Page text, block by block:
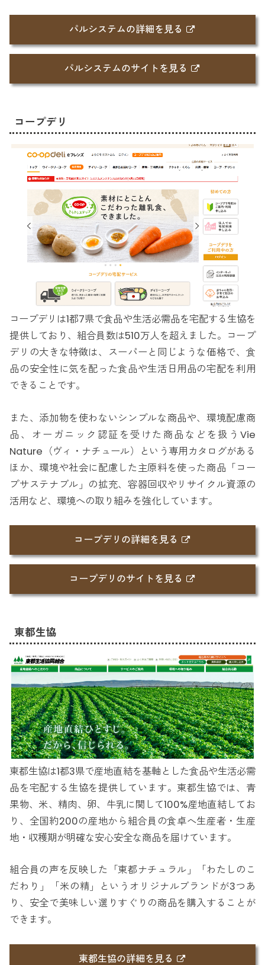
パルシステムの詳細を見る
パルシステムのサイトを見る
コープデリ
コープデリは1都7県で食品や生活必需品を宅配する生協を
提供しており、組合員数は510万人を超えました。コープ
デリの大きな特徴は、スーパーと同じような価格で、食
品の安全性に気を配った食品や生活日用品の宅配を利用
できることです。
また、添加物を使わないシンプルな商品や、環境配慮商
品、オーガニック認証を受けた商品などを扱うVie
Nature（ヴィ・ナチュール）という専用カタログがある
ほか、環境や社会に配慮した主原料を使った商品「コー
プサステナブル」の拡充、容器回収やリサイクル資源の
活用など、環境への取り組みを強化しています。
コープデリの詳細を見る
コープデリのサイトを見る
東都生協
東都生協は1都3県で産地直結を基軸とした食品や生活必需
品を宅配する生協を提供しています。東都生協では、青
果物、米、精肉、卵、牛乳に関して100%産地直結してお
り、全国約200の産地から組合員の食卓へ生産者・生産
地・収穫期が明確な安心安全な商品を届けています。
組合員の声を反映した「東都ナチュラル」「わたしのこ
だわり」「米の精」というオリジナルブランドが3つあ
り、安全で美味しい選りすぐりの商品を購入することが
できます。
東都生協の詳細を見る